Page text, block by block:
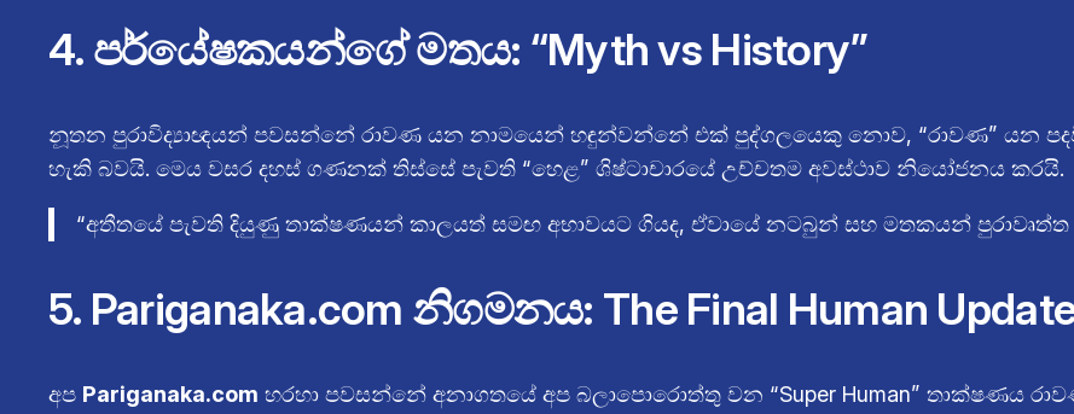
4. පර්යේෂකයන්ගේ මතය: “Myth vs History”
නූතන පුරාවිද්‍යාඥයන් පවසන්නේ රාවණ යන නාමයෙන් හඳුන්වන්නේ එක් පුද්ගලයෙකු නොව, “රාවණ” යන
හැකි බවයි. මෙය වසර දහස් ගණනක් තිස්සේ පැවති “හෙළ” ශිෂ්ටාචාරයේ උච්චතම අවස්ථාව නියෝජනය කරයි.
“අතීතයේ පැවති දියුණු තාක්ෂණයන් කාලයත් සමඟ අභාවයට ගියද, ඒවායේ නටබුන් සහ මතකයන් පුරාවෘත්ත
5. Pariganaka.com නිගමනය: The Final Human
අප Pariganaka.com හරහා පවසන්නේ අනාගතයේ අප බලාපොරොත්තු වන “Super Human” තාක්ෂණය